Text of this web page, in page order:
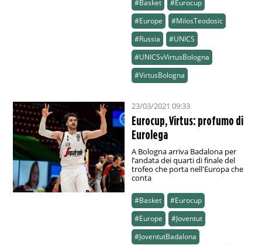
#Basket
#Eurocup
#Europe
#MilosTeodosic
#Russia
#UNICS
#UNICSvVirtusBologna
#VirtusBologna
23/03/2021 09:33
Eurocup, Virtus: profumo di
Eurolega
A Bologna arriva Badalona per
l’andata dei quarti di finale del
trofeo che porta nell'Europa che
conta
#Basket
#Eurocup
#Europe
#Joventut
#JoventutBadalona